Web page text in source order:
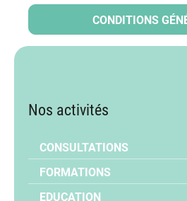
CONDITIONS
Nos activités
CONSULTATIONS
FORMATIONS
EDUCATION